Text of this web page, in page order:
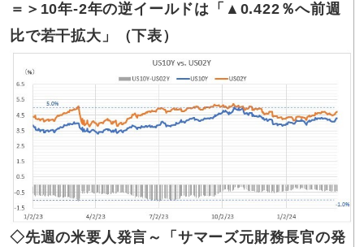
＝＞10年-2年の逆イールドは「▲0.422％へ前週
比で若干拡大」（下表）
◇先週の米要人発言～「サマーズ元財務長官の発